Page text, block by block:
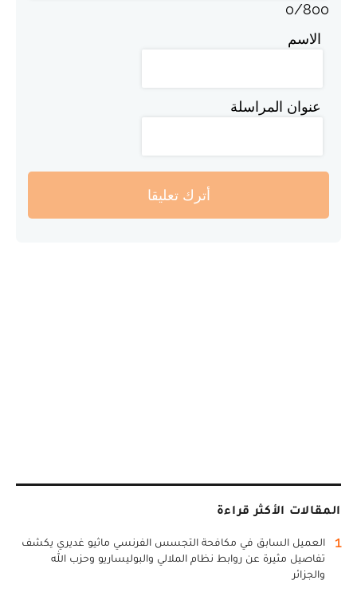
0/800
الاسم
عنوان المراسلة
أترك تعليقا
المقالات الأكثر قراءة
1
العميل السابق في مكافحة التجسس الفرنسي ماثيو غديري يكشف
تفاصيل مثيرة عن روابط نظام الملالي والبوليساريو وحزب الله
والجزائر